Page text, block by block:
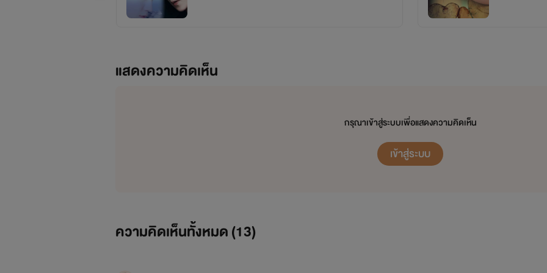
นิยายเรื่องนี้เป็นนิยายอีบุ๊ค จึงเป็นการเปิดเรื่องให้ทดลองอ่าน เมื่อลงครบตอบเมื่อไหร่ จะเปิดให้อ่านฟรีอ
แสดงความคิดเห็น
กรุณาเข้าสู่ระบบเพื่อแสดงความคิดเห็น
เข้าสู่ระบบ
ความคิดเห็นทั้งหมด (13)